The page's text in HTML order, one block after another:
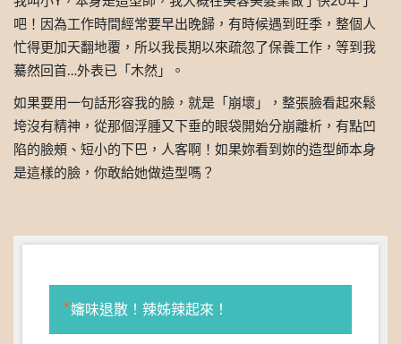
吧！因為工作時間經常要早出晚歸，有時候遇到旺季，整個人
忙得更加天翻地覆，所以我長期以來疏忽了保養工作，等到我
驀然回首…外表已「木然」。
如果要用一句話形容我的臉，就是「崩壞」，整張臉看起來鬆
垮沒有精神，從那個浮腫又下垂的眼袋開始分崩離析，有點凹
陷的臉頰、短小的下巴，人客啊！如果妳看到妳的造型師本身
是這樣的臉，你敢給她做造型嗎？
*嬸味退散！辣姊辣起來！